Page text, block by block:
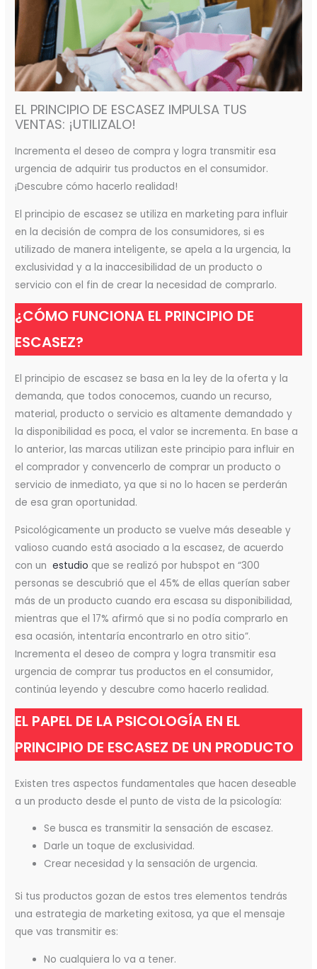
EL PRINCIPIO DE ESCASEZ IMPULSA TUS
VENTAS: ¡UTILIZALO!
Incrementa el deseo de compra y logra transmitir esa
urgencia de adquirir tus productos en el consumidor.
¡Descubre cómo hacerlo realidad!
El principio de escasez se utiliza en marketing para influir
en la decisión de compra de los consumidores, si es
utilizado de manera inteligente, se apela a la urgencia, la
exclusividad y a la inaccesibilidad de un producto o
servicio con el fin de crear la necesidad de comprarlo.
¿CÓMO FUNCIONA EL PRINCIPIO DE
ESCASEZ?
El principio de escasez se basa en la ley de la oferta y la
demanda, que todos conocemos, cuando un recurso,
material, producto o servicio es altamente demandado y
la disponibilidad es poca, el valor se incrementa. En base a
lo anterior, las marcas utilizan este principio para influir en
el comprador y convencerlo de comprar un producto o
servicio de inmediato, ya que si no lo hacen se perderán
de esa gran oportunidad.
Psicológicamente un producto se vuelve más deseable y
valioso cuando está asociado a la escasez, de acuerdo
con unestudio que se realizó por hubspot en “300
personas se descubrió que el 45% de ellas querían saber
más de un producto cuando era escasa su disponibilidad,
mientras que el 17% afirmó que si no podía comprarlo en
esa ocasión, intentaría encontrarlo en otro sitio”.
Incrementa el deseo de compra y logra transmitir esa
urgencia de comprar tus productos en el consumidor,
continúa leyendo y descubre como hacerlo realidad.
EL PAPEL DE LA PSICOLOGÍA EN EL
PRINCIPIO DE ESCASEZ DE UN PRODUCTO
Existen tres aspectos fundamentales que hacen deseable
a un producto desde el punto de vista de la psicología:
Se busca es transmitir la sensación de escasez.
Darle un toque de exclusividad.
Crear necesidad y la sensación de urgencia.
Si tus productos gozan de estos tres elementos tendrás
una estrategia de marketing exitosa, ya que el mensaje
que vas transmitir es:
No cualquiera lo va a tener.